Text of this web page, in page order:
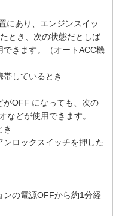
にあり、エンジンスイッ
とき、次の状態だとしば
できます。（オートACC機
帯しているとき
がOFF になっても、次の
などが使用できます。
き
ロックスイッチを押した
ンの電源OFFから約1分経